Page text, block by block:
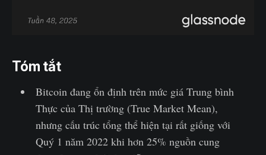
Tóm tắt
Bitcoin đang ổn định trên mức giá Trung bình
Thực của Thị trường (True Market Mean),
nhưng cấu trúc tổng thể hiện tại rất giống với
Quý 1 năm 2022 khi hơn 25% nguồn cung